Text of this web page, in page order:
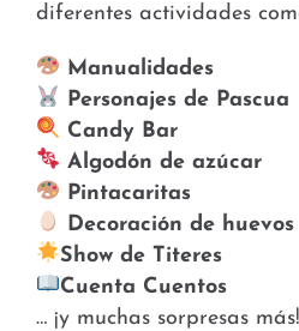
diferentes actividades
Manualidades
Personajes de Pascua
Candy Bar
Algodón de azúcar
Pintacaritas
Decoración de huevos
Show de Titeres
Cuenta Cuentos
… ¡y muchas sorpresas más!